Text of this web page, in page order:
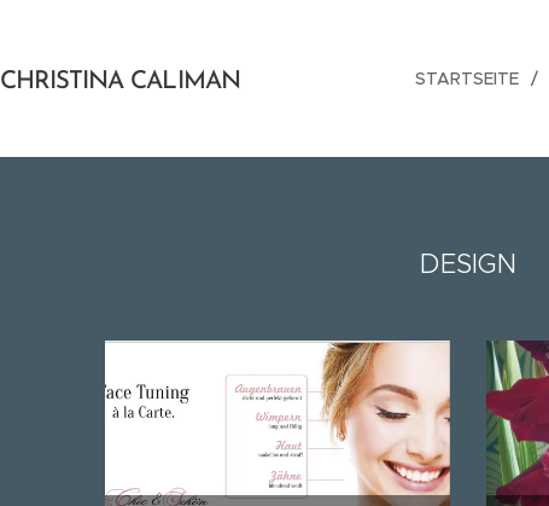
CHRISTINA CALIMAN STARTSEITE
DESIGN